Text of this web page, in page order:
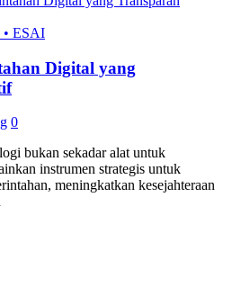
ESAI
Digital yang
0
bukan sekadar alat untuk
instrumen strategis untuk
meningkatkan kesejahteraan